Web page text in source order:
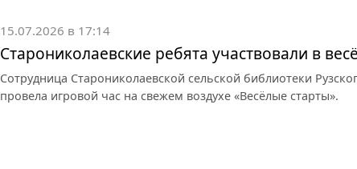
15.07.2026 в 17:14
Старониколаевские ребята участвовали в
Сотрудница Старониколаевской сельской библиотеки
провела игровой час на свежем воздухе «Весёлые старты».